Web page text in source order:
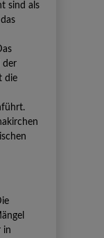
sind als
der
die
in